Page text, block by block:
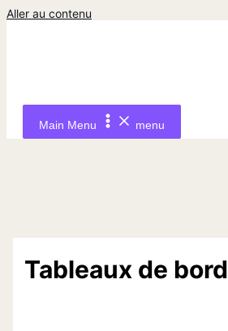
Aller au contenu
Main Menu menu
Tableaux de bord